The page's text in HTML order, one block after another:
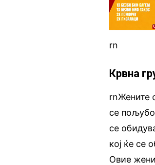
rn
Крвна
rnЖените
се
се
кој ќе се
Овие